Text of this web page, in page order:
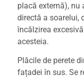
placă externă), nu
directă a soarelui,
încălzirea
acesteia.
Plăcile de perete
fațadei în sus. Se